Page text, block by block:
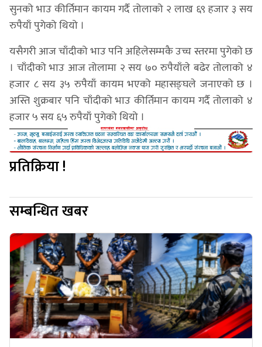
सुनको भाउ कीर्तिमान कायम गर्दै तोलाको २ लाख ६९ हजार ३ सय
रुपैयाँ पुगेको थियो ।
यसैगरी आज चाँदीको भाउ पनि अहिलेसम्मकै उच्च स्तरमा पुगेको छ
। चाँदीको भाउ आज तोलामा २ सय ७० रुपैयाँले बढेर तोलाको ४
हजार ८ सय ३५ रुपैयाँ कायम भएको महासङ्घले जनाएको छ ।
अस्ति शुक्रबार पनि चाँदीको भाउ कीर्तिमान कायम गर्दै तोलाको ४
हजार ५ सय ६५ रुपैयाँ पुगेको थियो ।
प्रतिक्रिया !
सम्बन्धित खबर